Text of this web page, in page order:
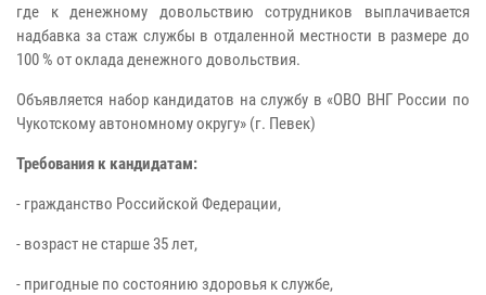
где к денежному довольствию сотрудников выплачивается
надбавка за стаж службы в отдаленной местности в размере до
100 % от оклада денежного довольствия.
Объявляется набор кандидатов на службу в «ОВО ВНГ России по
Чукотскому автономному округу» (г. Певек)
Требования к кандидатам:
- гражданство Российской Федерации,
- возраст не старше 35 лет,
- пригодные по состоянию здоровья к службе,